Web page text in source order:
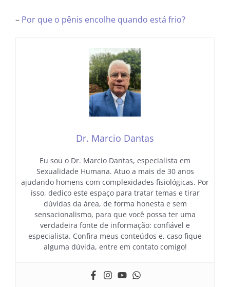
– Por que o pênis encolhe quando está frio?
Dr. Marcio Dantas
Eu sou o Dr. Marcio Dantas, especialista em
Sexualidade Humana. Atuo a mais de 30 anos
ajudando homens com complexidades fisiológicas. Por
isso, dedico este espaço para tratar temas e tirar
dúvidas da área, de forma honesta e sem
sensacionalismo, para que você possa ter uma
verdadeira fonte de informação: confiável e
especialista. Confira meus conteúdos e, caso fique
alguma dúvida, entre em contato comigo!